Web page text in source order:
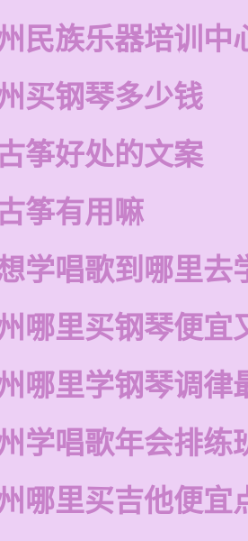
民族乐器培训中
买钢琴多少钱
筝好处的文案
筝有用嘛
学唱歌到哪里去
哪里买钢琴便宜
哪里学钢琴调律
学唱歌年会排练
哪里买吉他便宜